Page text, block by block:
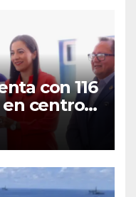
con 116
en centros